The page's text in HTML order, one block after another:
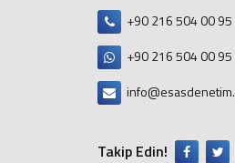
+90 216 504 00 95
+90 216 504 00 95
Takip Edin!